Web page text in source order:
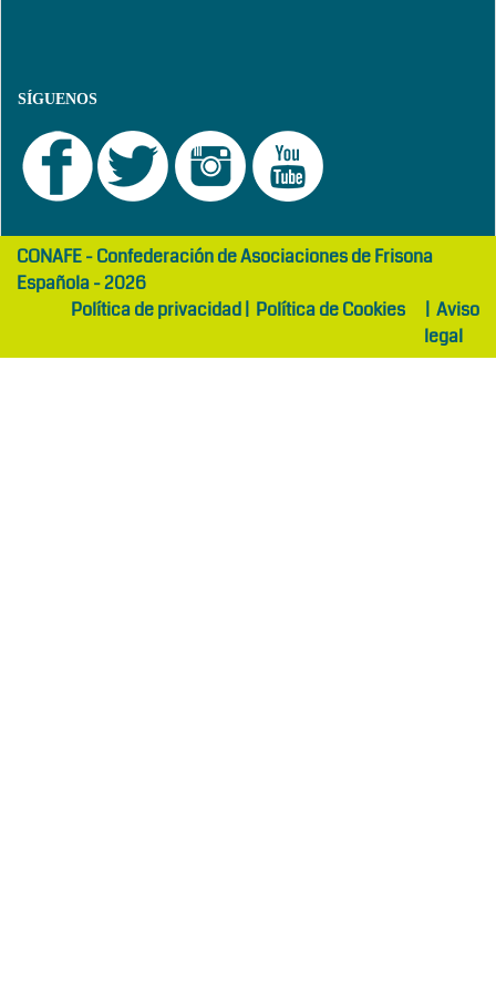
SÍGUENOS
girls
abaya
maltepe
otelCONAFE - Confederación de Asociaciones de Frisona
Española - 2026
Política de privacidad| Política de Cookies | Aviso
legal